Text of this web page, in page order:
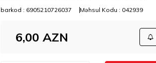
barkod : 6905210726037 Məhsul Kodu : 042939
6,00 AZN